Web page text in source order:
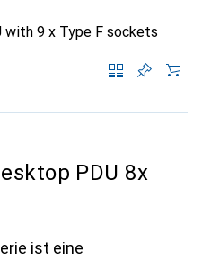
with 9 x Type F sockets
PDU 8x
ist eine